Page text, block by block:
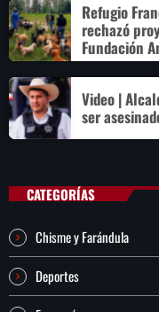
Refugio
rechazó
Fundación
Video |
ser
CATEGORÍAS
Chisme y Farándula
Deportes